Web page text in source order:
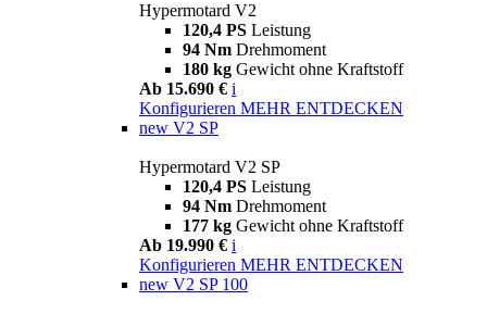
Hypermotard V2
120,4 PS Leistung
94 Nm Drehmoment
180 kg Gewicht ohne Kraftstoff
Ab 15.690 € i
Konfigurieren MEHR ENTDECKEN
new V2 SP
Hypermotard V2 SP
120,4 PS Leistung
94 Nm Drehmoment
177 kg Gewicht ohne Kraftstoff
Ab 19.990 € i
Konfigurieren MEHR ENTDECKEN
new V2 SP 100